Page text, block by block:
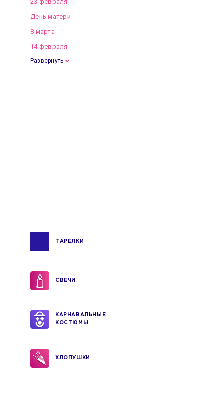
23 февраля
День матери
8 марта
14 февраля
Развернуть
ТАРЕЛКИ
СВЕЧИ
КАРНАВАЛЬНЫЕ
КОСТЮМЫ
ХЛОПУШКИ